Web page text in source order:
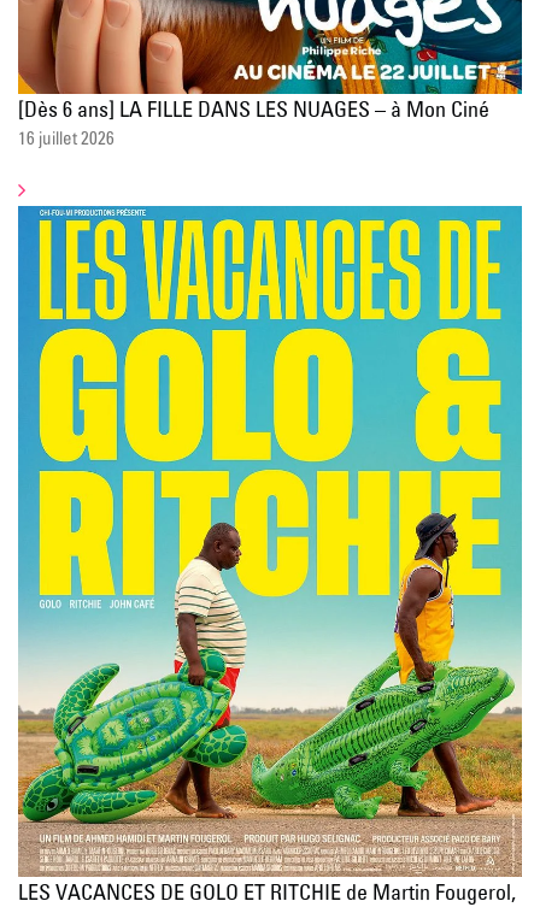
[Dès 6 ans] LA FILLE DANS LES NUAGES – à Mon Ciné
16 juillet 2026
LES VACANCES DE GOLO ET RITCHIE de Martin Fougerol,